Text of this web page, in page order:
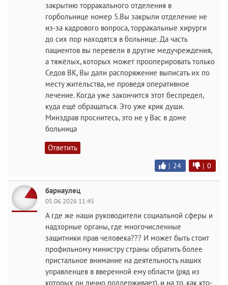
закрытию торракального отделения в
горбольнице номер 5.Вы закрыли отделение не
из-за кадрового вопроса, торракальные хирурги
до сих пор находятся в больнице. Да часть
пациентов вы перевели в другие медучреждения,
а тяжёлых, которых может прооперировать только
Седов ВК, Вы дали распоряжение выписать их по
месту жительства, не проведя оперативное
лечение. Когда уже закончится этот беспредел,
куда ещё обращаться. Это уже крик души.
Минздрав проснитесь, это не у Вас в доме
больница
Ответить
| 24 | 0
барнаулец
05.06.2026 11:45
А где же наши руководители социальной сферы и
надзорные органы, где многочисленные
защитники прав человека??? И может быть стоит
профильному министру страны обратить более
пристальное внимание на деятельность наших
управленцев в вверенной ему области (ряд из
которых он лично поддерживает), и на то, как кто-